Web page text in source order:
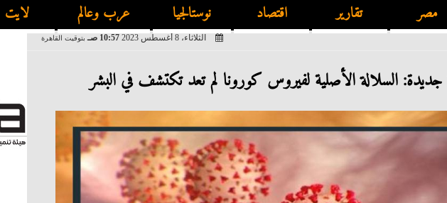
مصر تقارير اقتصاد نوستالجيا عرب وعالم لايت
الثلاثاء، 8 أغسطس 2023 10:57 صـ بتوقيت القاهرة
السلالة الأصلية لفيروس كورونا لم تعد تكتشف في البشر